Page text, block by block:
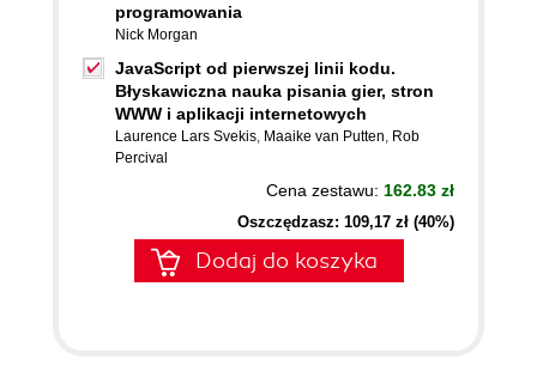
programowania
Nick Morgan
JavaScript od pierwszej linii kodu.
Błyskawiczna nauka pisania gier, stron
WWW i aplikacji internetowych
Laurence Lars Svekis, Maaike van Putten, Rob
Percival
Cena zestawu: 162.83 zł
Oszczędzasz: 109,17 zł (40%)
Dodaj do koszyka